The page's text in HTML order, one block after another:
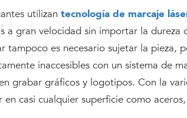
utilizan tecnología de marcaje
a gran velocidad sin importar la
tampoco es necesario sujetar la pieza,
inaccesibles con un sistema de
grabar gráficos y logotipos. Con la
en casi cualquier superficie como